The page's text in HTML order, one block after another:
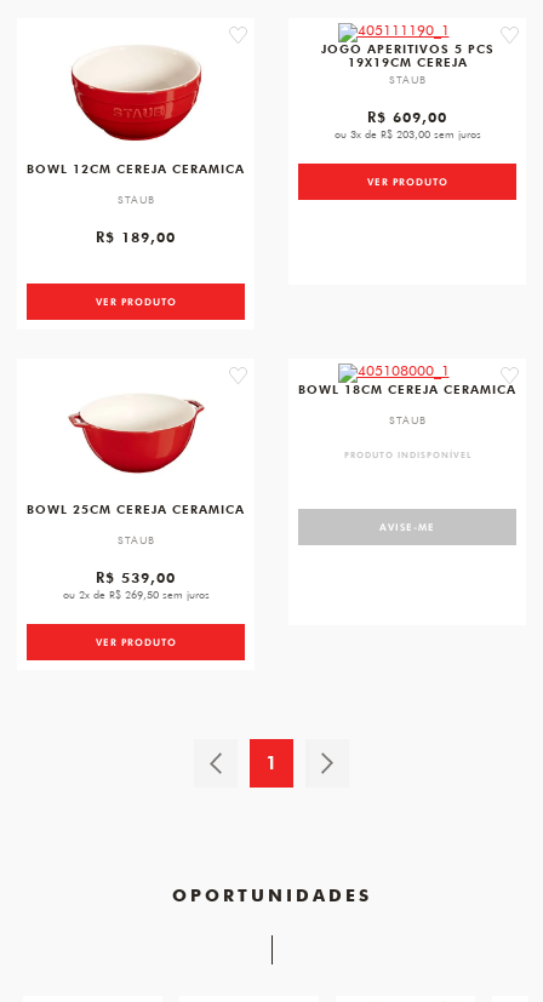
favorite
BOWL 12CM CEREJA CERAMICA
STAUB
R$ 189,00
VER PRODUTO
JOGO APERITIVOS 5 PCS
19X19CM CEREJA
STAUB
R$ 609,00
ou 3x de R$ 203,00 sem juros
VER PRODUTO
favorite
BOWL 25CM CEREJA CERAMICA
STAUB
R$ 539,00
ou 2x de R$ 269,50 sem juros
VER PRODUTO
BOWL 18CM CEREJA CERAMICA
STAUB
PRODUTO INDISPONÍVEL
AVISE-ME
1
OPORTUNIDADES